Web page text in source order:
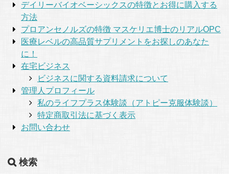
デイリーバイオベーシックスの特徴とお得に購入する
方法
プロアンセノルズの特徴 マスケリエ博士のリアルOPC
医療レベルの高品質サプリメントをお探しのあなた
に！
在宅ビジネス
ビジネスに関する資料請求について
管理人プロフィール
私のライフプラス体験談（アトピー克服体験談）
特定商取引法に基づく表示
お問い合わせ
検索